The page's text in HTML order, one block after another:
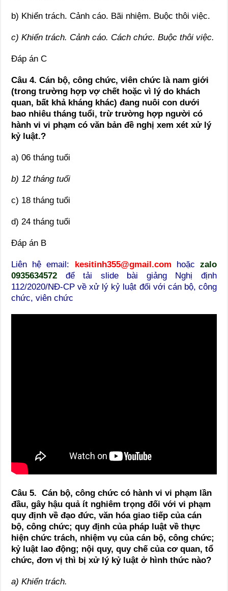
b) Khiển trách. Cảnh cáo. Bãi nhiệm. Buộc thôi việc.
c) Khiển trách. Cảnh cáo. Cách chức. Buộc thôi việc.
Đáp án C
Câu 4. Cán bộ, công chức, viên chức là nam giới
(trong trường hợp vợ chết hoặc vì lý do khách
quan, bất khả kháng khác) đang nuôi con dưới
bao nhiêu tháng tuổi, trừ trường hợp người có
hành vi vi phạm có văn bản đề nghị xem xét xử lý
kỷ luật.?
a) 06 tháng tuổi
b) 12 tháng tuổi
c) 18 tháng tuổi
d) 24 tháng tuổi
Đáp án B
Liên hệ email: kesitinh355@gmail.com hoặc zalo
0935634572 để tải slide bài giảng Nghị định
112/2020/NĐ-CP về xử lý kỷ luật đối với cán bộ, công
chức, viên chức
Câu 5. Cán bộ, công chức có hành vi vi phạm lần
đầu, gây hậu quả ít nghiêm trọng đối với vi phạm
quy định về đạo đức, văn hóa giao tiếp của cán
bộ, công chức; quy định của pháp luật về thực
hiện chức trách, nhiệm vụ của cán bộ, công chức;
kỷ luật lao động; nội quy, quy chế của cơ quan, tổ
chức, đơn vị thì bị xử lý kỷ luật ở hình thức nào?
a) Khiển trách.